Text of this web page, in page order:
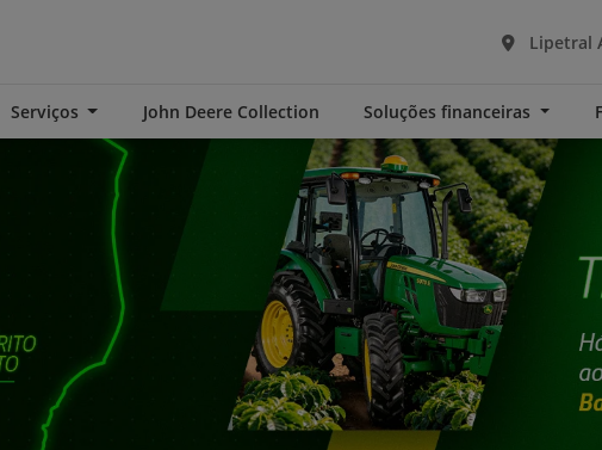
Lipetral
Serviços John Deere Collection Soluções financeiras